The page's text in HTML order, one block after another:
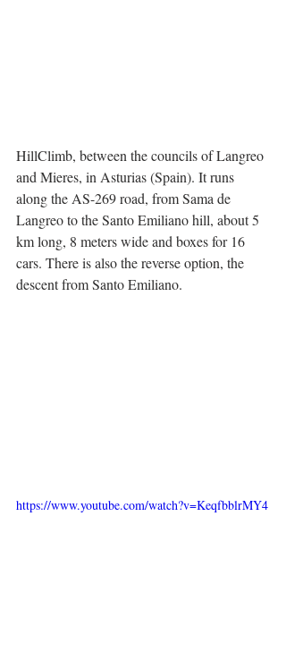
HillClimb, between the councils of Langreo
and Mieres, in Asturias (Spain). It runs
along the AS-269 road, from Sama de
Langreo to the Santo Emiliano hill, about 5
km long, 8 meters wide and boxes for 16
cars. There is also the reverse option, the
descent from Santo Emiliano.
https://www.youtube.com/watch?v=KeqfbblrMY4